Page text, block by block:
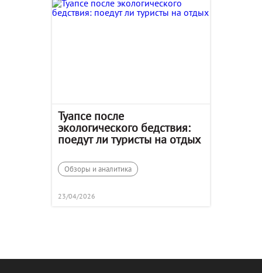
Туапсе после
экологического бедствия:
поедут ли туристы на отдых
Обзоры и аналитика
23/04/2026